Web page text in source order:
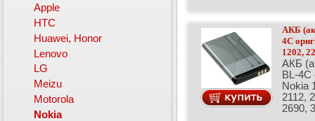
АКБ
4C
1202,
АКБ
BL-4C
Nokia
2112,
2690,
Apple
HTC
Huawei, Honor
Lenovo
LG
Meizu
Motorola
Nokia